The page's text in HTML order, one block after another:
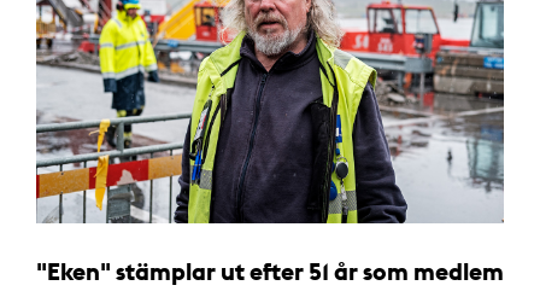
"Eken" stämplar ut efter 51 år som medlem